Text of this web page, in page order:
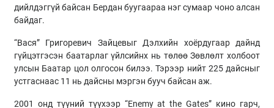
дийлдэггүй байсан Бердан буугаараа нэг сумаар чоно алсан
байдаг.
“Вася” Григоревич Зайцевыг Дэлхийн хоёрдугаар дайнд
гүйцэтгэсэн баатарлаг үйлсийнх нь төлөө Зөвлөлт холбоот
улсын Баатар цол олгосон билээ. Тэрээр нийт 225 дайсныг
устгаснаас 11 нь дайсны мэргэн бууч байсан аж.
2001 онд түүний түүхээр “Enemy at the Gates” кино гарч,